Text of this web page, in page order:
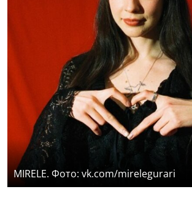
MIRELE. Фото: vk.com/mirelegurari